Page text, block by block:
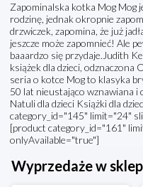
Zapominalska kotka Mog Mog
rodzinę, jednak okropnie
drzwiczek, zapomina, że już
jeszcze może zapomnieć! Ale
baaardzo się przydaje.Judith
książek dla dzieci,
seria o kotce Mog to klasyka
50 lat nieustająco wznawiana
Natuli dla dzieci Książki dla
category_id="145" limit="24"
[product category_id="161"
onlyAvailable="true"]
Wyprzedaże w